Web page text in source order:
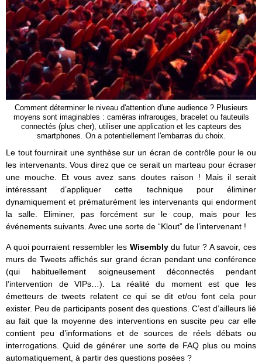
Comment déterminer le niveau d'attention d'une audience ? Plusieurs
moyens sont imaginables : caméras infrarouges, bracelet ou fauteuils
connectés (plus cher), utiliser une application et les capteurs des
smartphones. On a potentiellement l'embarras du choix.
Le tout fournirait une synthèse sur un écran de contrôle pour le ou
les intervenants. Vous direz que ce serait un marteau pour écraser
une mouche. Et vous avez sans doutes raison ! Mais il serait
intéressant d’appliquer cette technique pour éliminer
dynamiquement et prématurément les intervenants qui endorment
la salle. Eliminer, pas forcément sur le coup, mais pour les
événements suivants. Avec une sorte de “Klout” de l’intervenant !
A quoi pourraient ressembler les Wisemblydu futur ? A savoir, ces
murs de Tweets affichés sur grand écran pendant une conférence
(qui habituellement soigneusement déconnectés pendant
l’intervention de VIPs…). La réalité du moment est que les
émetteurs de tweets relatent ce qui se dit et/ou font cela pour
exister. Peu de participants posent des questions. C’est d’ailleurs lié
au fait que la moyenne des interventions en suscite peu car elle
contient peu d’informations et de sources de réels débats ou
interrogations. Quid de générer une sorte de FAQ plus ou moins
automatiquement, à partir des questions posées ?